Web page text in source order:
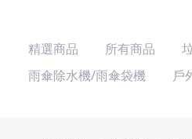
精選商品 所有商品
雨傘除水機/雨傘袋機
戶